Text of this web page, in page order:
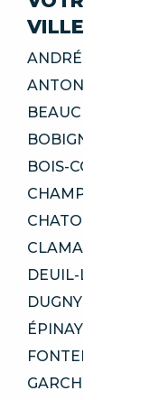
VILLES
ANDRÉSY 78570
ANTONY 92160
BEAUCHAMP 95250
BOBIGNY 93000
BOIS-COLOMBES
CHAMPIGNY-SUR-
CHATOU 78400
CLAMART 92140
DEUIL-LA-BARRE
DUGNY 93440
ÉPINAY-SUR-ORGE
FONTENAY-LE-
GARCHES 92380